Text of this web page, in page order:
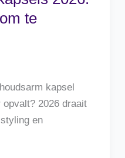
te
kapsel
2026 draait
en